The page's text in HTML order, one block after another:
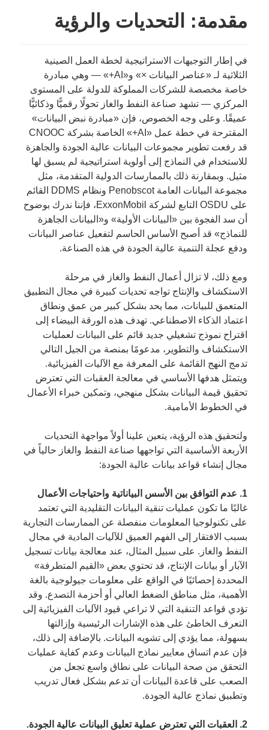
مقدمة: التحديات والرؤية
في إطار التوجيهات الاستراتيجية لخطة العمل الصينية
الثلاثية لـ «عناصر البيانات ×» و«AI+» — وهي مبادرة
خاصة مخصصة للشركات المملوكة للدولة على المستوى
المركزي — تشهد صناعة النفط والغاز تحولًا رقميًّا وذكائيًّا
عميقًا. وعلى وجه الخصوص، فإن «مبادرة نبض البيانات»
المقترحة في خطة عمل «AI+» الخاصة بشركة CNOOC
قد رفعت تطوير مجموعات البيانات عالية الجودة والجاهزة
للاستخدام في النماذج إلى أولوية استراتيجية لم يسبق لها
مثيل. وبمقارنة ذلك بالممارسات الدولية المتقدمة، مثل
مجموعة البيانات العامة Penobscot ونظام DDMS القائم
على OSDU التابع لشركة ExxonMobil، فإننا ندرك بوضوح
أن سد الفجوة بين «البيانات الأولية» و«البيانات الجاهزة
للنماذج» قد أصبح الأساس الحاسم لتفعيل عناصر البيانات
ودفع عجلة التنمية عالية الجودة في هذه الصناعة.
ومع ذلك، لا تزال أعمال النفط والغاز في مرحلة
الاستكشاف والإنتاج تواجه تحديات كبيرة في مجال التطبيق
المتعمق للبيانات، مما يحد بشكل كبير من عمق ونطاق
اعتماد الذكاء الاصطناعي. تهدف هذه الورقة البيضاء إلى
اقتراح نموذج تشغيلي جديد قائم على البيانات لعمليات
الاستكشاف والتطوير، مدعومًا بمنصة من الجيل التالي
تدمج النهج القائمة على المعرفة مع الآليات الفيزيائية.
ويتمثل هدفها الأساسي في معالجة العقبات التي تعترض
تحقيق قيمة البيانات بشكل منهجي، وتمكين خبراء الأعمال
في الخطوط الأمامية.
ولتحقيق هذه الرؤية، يتعين علينا أولاً مواجهة التحديات
الأربعة الأساسية التي تواجهها صناعة النفط والغاز حالياً في
مجال إنشاء قواعد بيانات عالية الجودة:
1. عدم التوافق بين الأسس البياناتية واحتياجات الأعمال
غالبًا ما تكون عمليات تنقية البيانات التقليدية التي تعتمد
على تكنولوجيا المعلومات منفصلة عن الممارسات التجارية
بسبب الافتقار إلى الفهم العميق للآليات المادية في مجال
النفط والغاز. على سبيل المثال، عند معالجة بيانات تسجيل
الآبار أو بيانات الإنتاج، قد تحتوي بعض «القيم المتطرفة»
المحددة إحصائيًا في الواقع على معلومات جيولوجية بالغة
الأهمية، مثل مناطق الضغط العالي أو أحزمة التصدع. وقد
تؤدي قواعد التنقية التي لا تراعي قيود الآليات الفيزيائية إلى
التعرف الخاطئ على هذه الإشارات الرئيسية وإزالتها
بسهولة، مما يؤدي إلى تشويه البيانات. بالإضافة إلى ذلك،
فإن عدم اتساق معايير نماذج البيانات وعدم كفاية عمليات
التحقق من صحة البيانات على نطاق واسع تجعل من
الصعب على قاعدة البيانات أن تدعم بشكل فعال تدريب
وتطبيق نماذج عالية الجودة.
2. العقبات التي تعترض عملية تعليق البيانات عالية الجودة.